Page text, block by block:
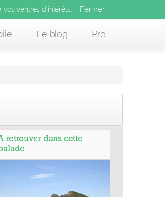
à vos centres d’intérêts. x
Le blog Pro
centres d’intérêts. Fermer
à vos centres d’intérêts.
retrouver dans cette